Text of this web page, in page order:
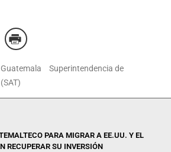
Guatemala
Superintendencia de
PARA MIGRAR A EE.UU. Y EL
RECUPERAR SU INVERSIÓN